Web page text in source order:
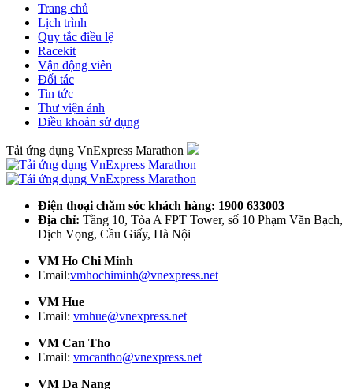
Trang chủ
Lịch trình
Quy tắc điều lệ
Racekit
Vận động viên
Đối tác
Tin tức
Thư viện ảnh
Điều khoản sử dụng
Tải ứng dụng VnExpress Marathon
Điện thoại chăm sóc khách hàng: 1900 633003
Địa chỉ: Tầng 10, Tòa A FPT Tower, số 10 Phạm Văn Bạch,
Dịch Vọng, Cầu Giấy, Hà Nội
VM Ho Chi Minh
Email:vmhochiminh@vnexpress.net
VM Hue
Email: vmhue@vnexpress.net
VM Can Tho
Email: vmcantho@vnexpress.net
VM Da Nang